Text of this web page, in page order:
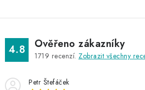
4.8 Ověřeno zákazníky
1719 recenzí. Zobrazit všechny
Petr Štefáček